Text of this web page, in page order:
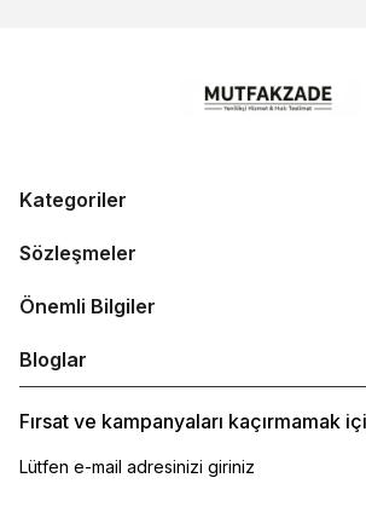
Kategoriler
Sözleşmeler
Önemli Bilgiler
Bloglar
Fırsat ve kampanyaları kaçırmamak
Lütfen e-mail adresinizi giriniz